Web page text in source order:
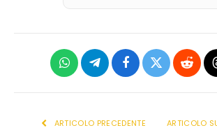
WhatsAppTelegramFacebook
X
ARTICOLO PRECEDENTE ARTICOLO